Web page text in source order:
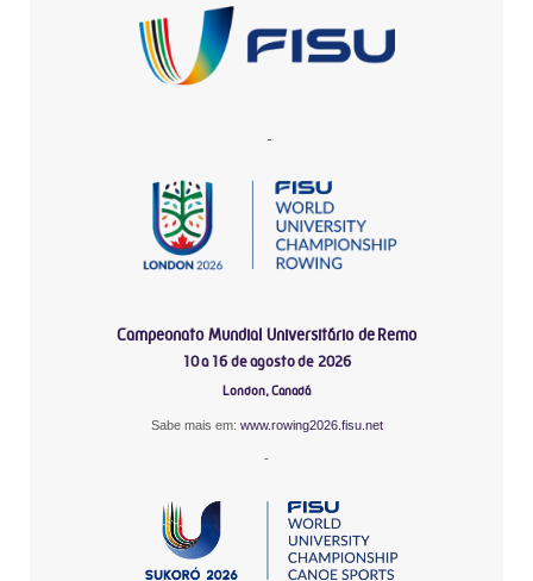
-
Campeonato Mundial Universitário de Remo
10 a 16 de agosto de 2026
London, Canadá
Sabe mais em: www.rowing2026.fisu.net
-